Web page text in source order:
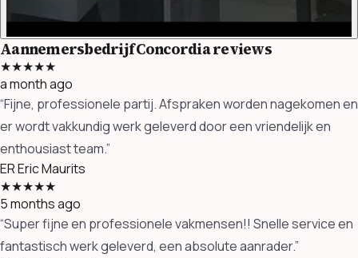
Aannemersbedrijf Concordia reviews
★★★★★
a month ago
“Fijne, professionele partij. Afspraken worden nagekomen en
er wordt vakkundig werk geleverd door een vriendelijk en
enthousiast team.”
EREric Maurits
★★★★★
5 months ago
“Super fijne en professionele vakmensen!! Snelle service en
fantastisch werk geleverd, een absolute aanrader.”